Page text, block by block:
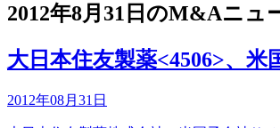
2012年8月31日のM&Aニュ
大日本住友製薬<4506>、
2012年08月31日